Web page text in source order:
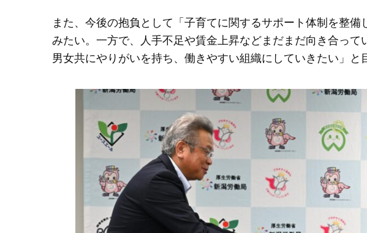
また、今後の抱負として「子育てに関するサポート体制を整
みたい。一方で、人手不足や賃金上昇などまだまだ向き合って
男女共にやりがいを持ち、働きやすい組織にしていきたい」と